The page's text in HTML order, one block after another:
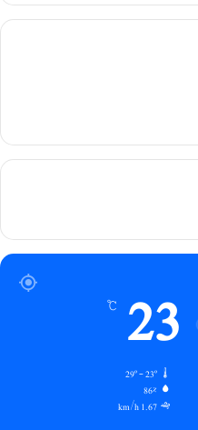
23
℃
29º - 23º
86%
1.67 km/h